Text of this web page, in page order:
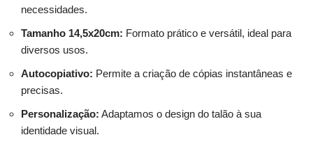
necessidades.
Tamanho 14,5x20cm: Formato prático e versátil, ideal para
diversos usos.
Autocopiativo: Permite a criação de cópias instantâneas e
precisas.
Personalização: Adaptamos o design do talão à sua
identidade visual.